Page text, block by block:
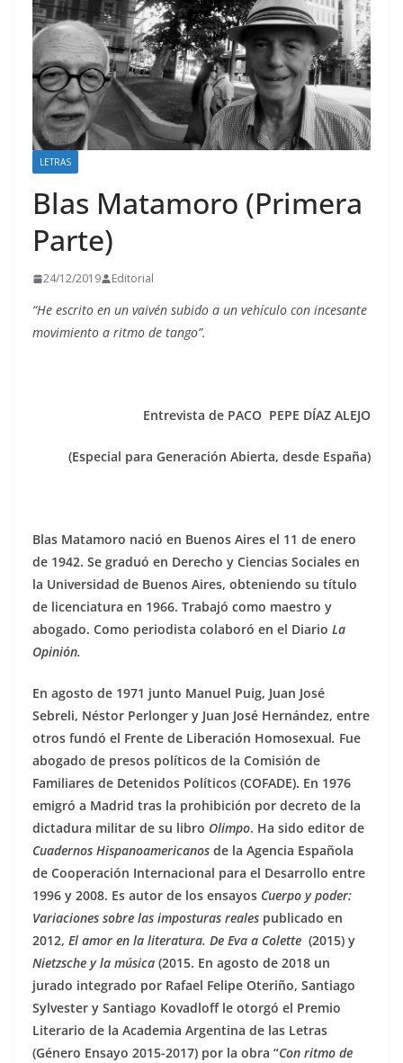
LETRAS
Blas Matamoro (Primera
Parte)
24/12/2019 Editorial
“He escrito en un vaivén subido a un vehículo con incesante
movimiento a ritmo de tango”.
Entrevista de PACO PEPE DÍAZ ALEJO
(Especial para Generación Abierta, desde España)
Blas Matamoro nació en Buenos Aires el 11 de enero
de 1942. Se graduó en Derecho y Ciencias Sociales en
la Universidad de Buenos Aires, obteniendo su título
de licenciatura en 1966. Trabajó como maestro y
abogado. Como periodista colaboró en el Diario La
Opinión.
En agosto de 1971 junto Manuel Puig, Juan José
Sebreli, Néstor Perlonger y Juan José Hernández, entre
otros fundó el Frente de Liberación Homosexual. Fue
abogado de presos políticos de la Comisión de
Familiares de Detenidos Políticos (COFADE). En 1976
emigró a Madrid tras la prohibición por decreto de la
dictadura militar de su libro Olimpo. Ha sido editor de
Cuadernos Hispanoamericanos de la Agencia Española
de Cooperación Internacional para el Desarrollo entre
1996 y 2008. Es autor de los ensayos Cuerpo y poder:
Variaciones sobre las imposturas reales publicado en
2012, El amor en la literatura. De Eva a Colette (2015) y
Nietzsche y la música (2015. En agosto de 2018 un
jurado integrado por Rafael Felipe Oteriño, Santiago
Sylvester y Santiago Kovadloff le otorgó el Premio
Literario de la Academia Argentina de las Letras
(Género Ensayo 2015-2017) por la obra “Con ritmo de